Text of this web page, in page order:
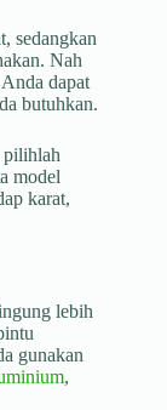
sedangkan
Nah
dapat
butuhkan.
pilihlah
model
karat,
lebih
gunakan
,